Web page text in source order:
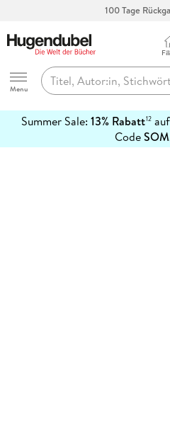
100 Tage
Hugendubel
Menu
Summer Sale: 13% Rabatt12auf
Code
erfahren